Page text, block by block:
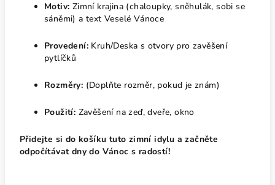
Motiv: Zimní krajina (chaloupky, sněhulák, sobi se
sáněmi) a text Veselé Vánoce
Provedení: Kruh/Deska s otvory pro zavěšení
pytlíčků
Rozměry: (Doplňte rozměr, pokud je znám)
Použití: Zavěšení na zeď, dveře, okno
Přidejte si do košíku tuto zimní idylu a začněte
odpočítávat dny do Vánoc s radostí!